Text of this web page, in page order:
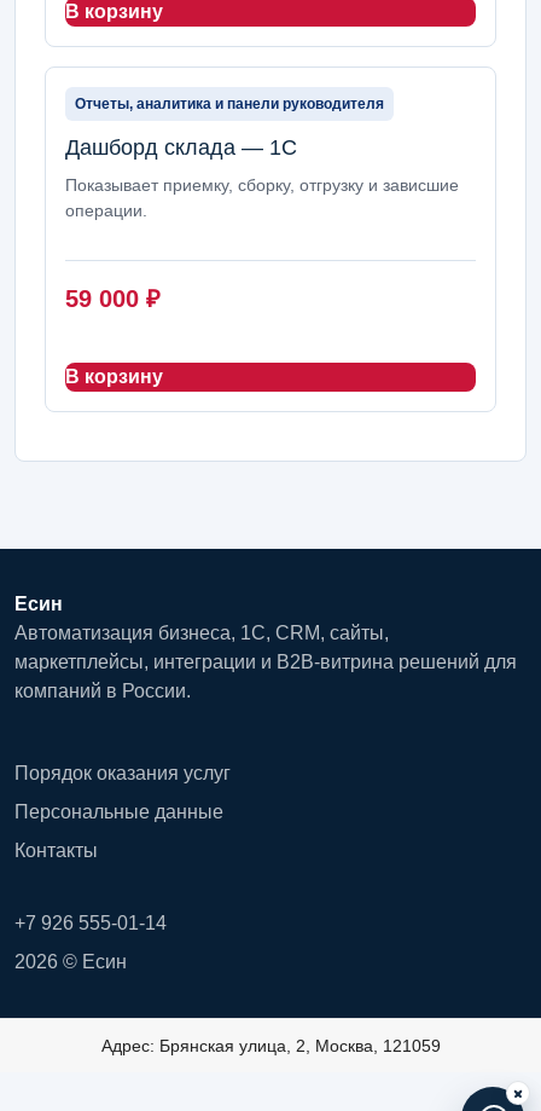
В корзину
Отчеты, аналитика и панели руководителя
Дашборд склада — 1С
Показывает приемку, сборку, отгрузку и зависшие
операции.
59 000 ₽
В корзину
Есин
Автоматизация бизнеса, 1С, CRM, сайты,
маркетплейсы, интеграции и B2B-витрина решений для
компаний в России.
Порядок оказания услуг
Персональные данные
Контакты
+7 926 555-01-14
2026 © Есин
Адрес: Брянская улица, 2, Москва, 121059